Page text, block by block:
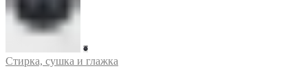
Стирка, сушка и глажка